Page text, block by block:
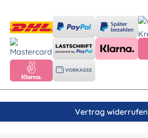
Vertrag widerrufen